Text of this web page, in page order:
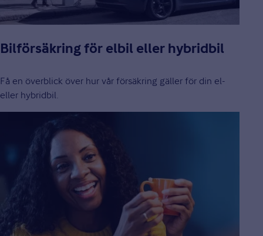
Bilförsäkring för elbil eller hybridbil
Få en överblick över hur vår försäkring gäller för din el-
eller hybridbil.